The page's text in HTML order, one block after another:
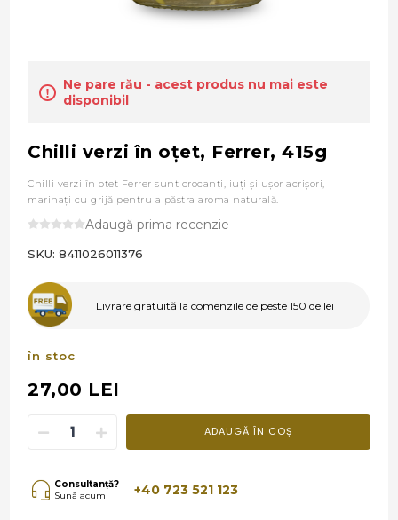
Ne pare rău - acest produs nu mai este
disponibil
Chilli verzi în oţet, Ferrer, 415g
Chilli verzi în oţet Ferrer sunt crocanţi, iuţi şi uşor acrişori,
marinaţi cu grijă pentru a păstra aroma naturală.
Adaugă prima recenzie
SKU: 8411026011376
Livrare gratuită la comenzile de peste 150 de lei
în stoc
27,00 LEI
ADAUGĂ ÎN COȘ
Consultanță?
Sună acum
+40 723 521 123